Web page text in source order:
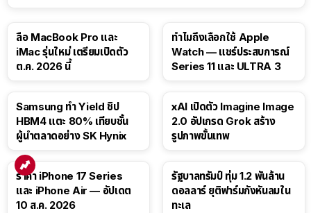
ลือ MacBook Pro และ
iMac รุ่นใหม่ เตรียมเปิดตัว
ต.ค. 2026 นี้
ทำไมถึงเลือกใช้ Apple
Watch — แชร์ประสบการณ์
Series 11 และ ULTRA 3
Samsung ทำ Yield ชิป
HBM4 แตะ 80% เทียบชั้น
ผู้นำตลาดอย่าง SK Hynix
xAI เปิดตัว Imagine Image
2.0 อัปเกรด Grok สร้าง
รูปภาพขั้นเทพ
ราคา iPhone 17 Series
และ iPhone Air — อัปเดต
10 ส.ค. 2026
รัฐบาลทรัมป์ ทุ่ม 1.2 พันล้าน
ดอลลาร์ ยุติฟาร์มกังหันลมใน
ทะเล